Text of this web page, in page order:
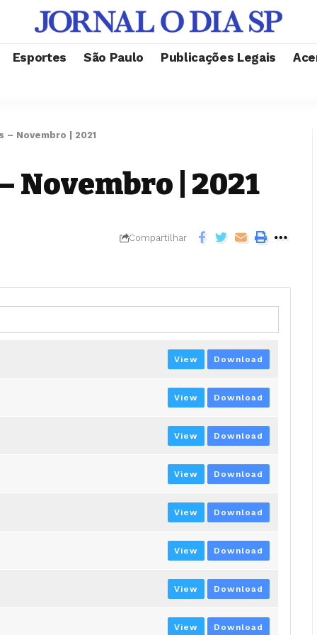
Esportes São Paulo Publicações Legais
Novembro | 2021
Novembro | 2021
Compartilhar
View Download
View Download
View Download
View Download
View Download
View Download
View Download
View Download